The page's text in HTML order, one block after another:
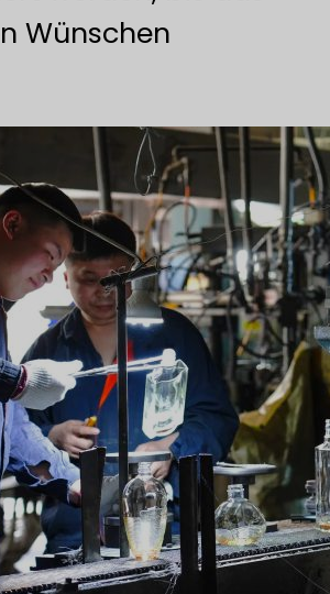
Wünschen